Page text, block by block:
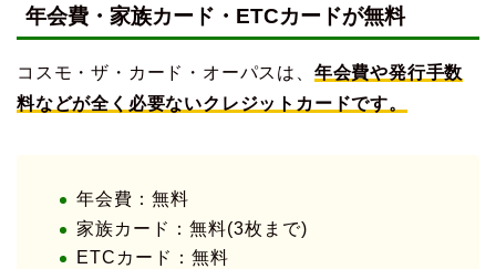
年会費・家族カード・ETCカードが無料
コスモ・ザ・カード・オーパスは、 年会費や発行手数
料などが全く必要ないクレジットカードです。
年会費：無料
家族カード：無料(3枚まで)
ETCカード：無料